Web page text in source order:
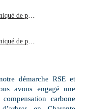
Communiqué de presse 02.25
Communiqué de presse 09.25
démarche RSE et
avons engagé une
carbone